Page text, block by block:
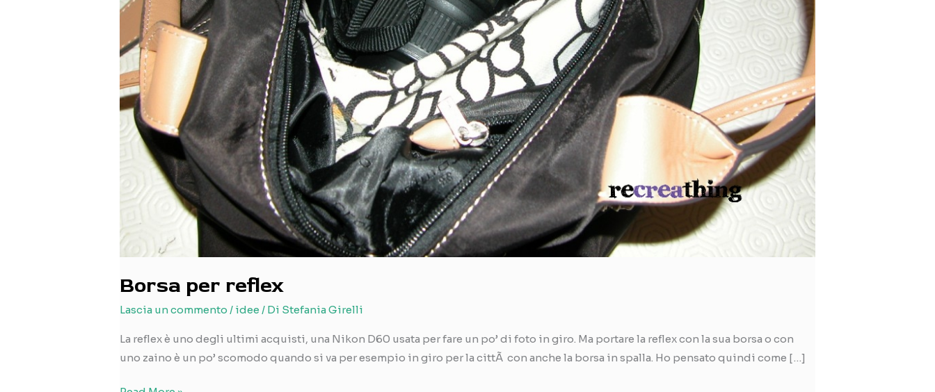
Borsa per reflex
Lascia un commento / idee / Di Stefania Girelli
La reflex è uno degli ultimi acquisti, una Nikon D60 usata per fare un po’ di foto in giro. Ma portare la reflex con la sua borsa o con
uno zaino è un po’ scomodo quando si va per esempio in giro per la cittÃ con anche la borsa in spalla. Ho pensato quindi come […]